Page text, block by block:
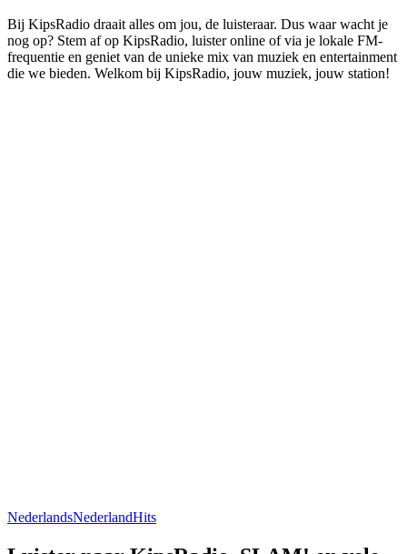
Bij KipsRadio draait alles om jou, de luisteraar. Dus waar wacht je
nog op? Stem af op KipsRadio, luister online of via je lokale FM-
frequentie en geniet van de unieke mix van muziek en entertainment
die we bieden. Welkom bij KipsRadio, jouw muziek, jouw station!
NederlandsNederlandHits